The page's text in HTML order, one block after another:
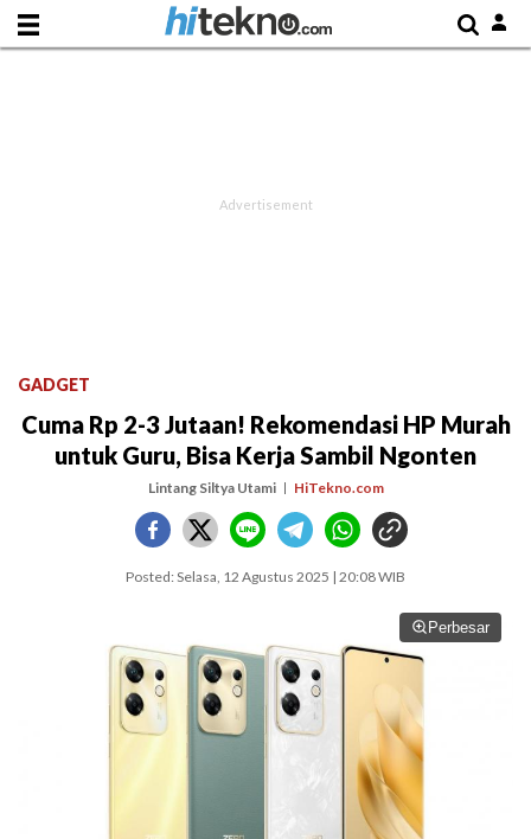
GADGET
Cuma Rp 2-3 Jutaan! Rekomendasi HP Murah
untuk Guru, Bisa Kerja Sambil Ngonten
Lintang Siltya Utami HiTekno.com
Posted: Selasa, 12 Agustus 2025 | 20:08 WIB
Perbesar